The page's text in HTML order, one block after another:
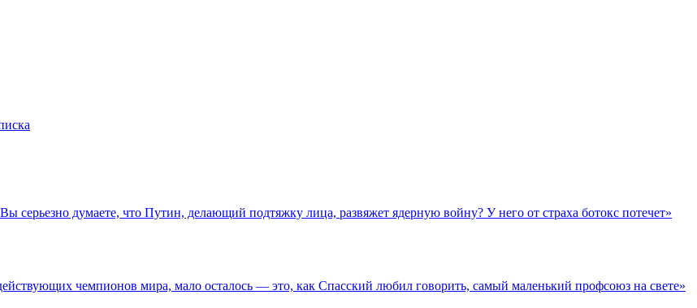
думаете, что Путин, делающий подтяжку лица, развяжет ядерную войну? У него от страха ботокс потечет»
чемпионов мира, мало осталось — это, как Спасский любил говорить, самый маленький профсоюз на свете»